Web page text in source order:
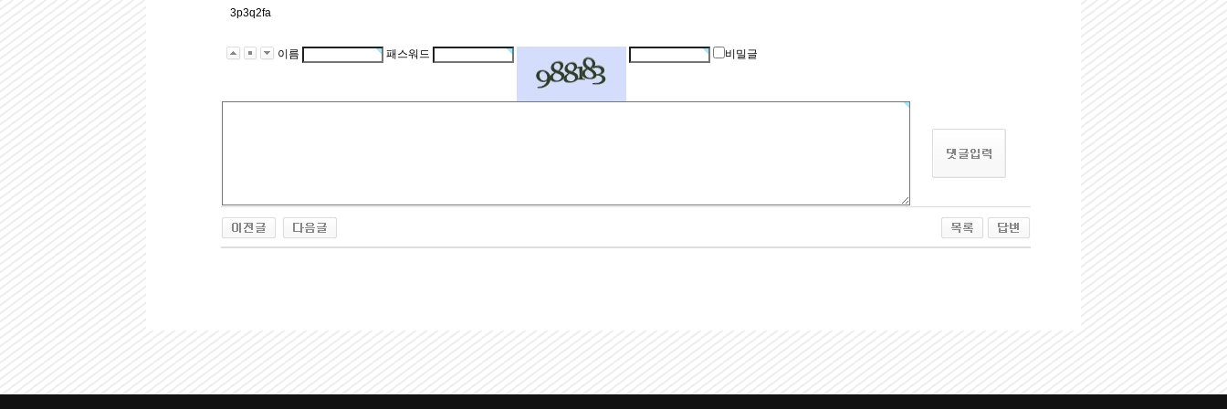
3p3q2fa
이름 패스워드 비밀글